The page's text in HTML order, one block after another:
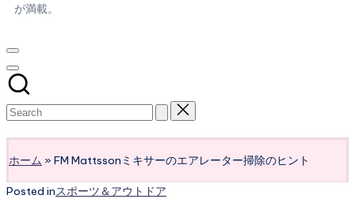
が満載。
ホーム » FM Mattssonミキサーのエアレーター掃除のヒント
Posted inスポーツ＆アウトドア